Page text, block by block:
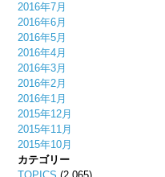
2016年7月
2016年6月
2016年5月
2016年4月
2016年3月
2016年2月
2016年1月
2015年12月
2015年11月
2015年10月
カテゴリー